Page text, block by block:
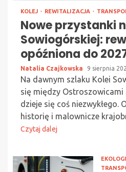
KOLEJ REWITALIZACJA
Nowe przystanki
Sowiogórskiej:
opóźniona do
Natalia Czajkowska 9 sierpnia
Na dawnym szlaku Kolei
się między Ostroszowicami
dzieje się coś niezwykłego.
historię i malownicze
Czytaj dalej